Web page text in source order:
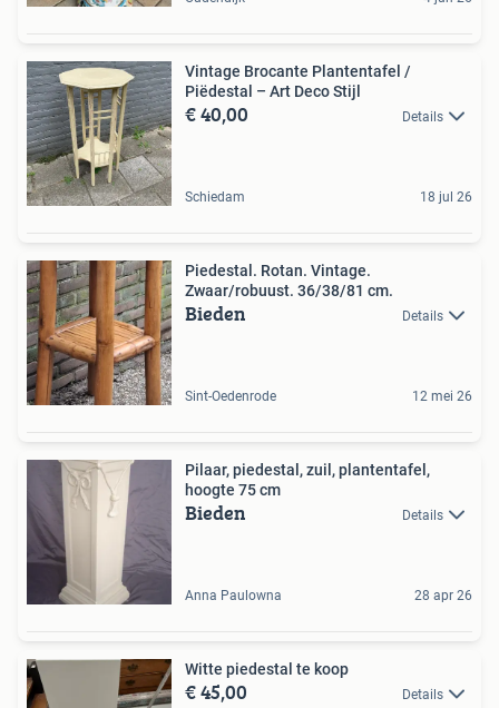
Vintage Brocante Plantentafel /
Piëdestal – Art Deco Stijl
€ 40,00 Details
Schiedam 18 jul 26
Piedestal. Rotan. Vintage.
Zwaar/robuust. 36/38/81 cm.
Bieden Details
Sint-Oedenrode 12 mei 26
Pilaar, piedestal, zuil, plantentafel,
hoogte 75 cm
Bieden Details
Anna Paulowna 28 apr 26
Witte piedestal te koop
€ 45,00 Details